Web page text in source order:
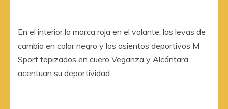
En el interior la marca roja en el volante, las levas de
cambio en color negro y los asientos deportivos M
Sport tapizados en cuero Veganza y Alcántara
acentuan su deportividad.